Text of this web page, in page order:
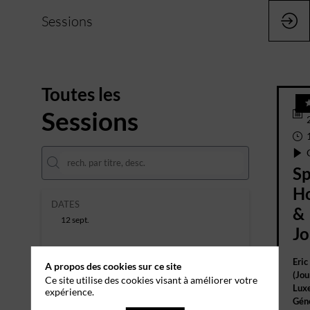
Sessions
Toutes les
Sessions
DATES
12 sept.
PARTENAIRES
&
Eric
(
A propos des cookies sur ce site
Ce site utilise des cookies visant à améliorer votre
expérience.